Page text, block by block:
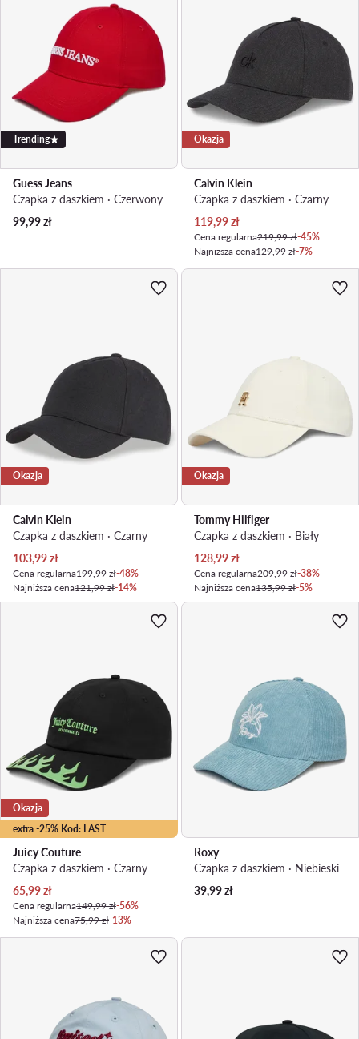
Trending
Guess Jeans
Czapka z daszkiem · Czerwony
99,99zł
Okazja
Calvin Klein
Czapka z daszkiem · Czarny
Aktualna cena
119,99zł
Cena regularna219,99 zł-45%
Najniższa cena129,99 zł-7%
Okazja
Calvin Klein
Czapka z daszkiem · Czarny
Aktualna cena
103,99zł
Cena regularna199,99 zł-48%
Najniższa cena121,99 zł-14%
Okazja
Tommy Hilfiger
Czapka z daszkiem · Biały
Aktualna cena
128,99zł
Cena regularna209,99 zł-38%
Najniższa cena135,99 zł-5%
extra -25% Kod: LAST
Okazja
Juicy Couture
Czapka z daszkiem · Czarny
Aktualna cena
65,99zł
Cena regularna149,99 zł-56%
Najniższa cena75,99 zł-13%
Roxy
Czapka z daszkiem · Niebieski
39,99zł